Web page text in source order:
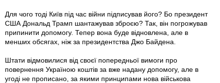
Для чого тоді Київ під час війни підписував його? Бо президент
США Дональд Трамп шантажував зброєю? Так, він погрожував
припинити допомогу. Тепер вона буде відновлена, але в
менших обсягах, ніж за президентства Джо Байдена.
Штати відмовилися від своєї попередньої вимоги про
повернення Україною коштів за вже надану допомогу, але в
угоді не прописано, за якими принципами нова військова